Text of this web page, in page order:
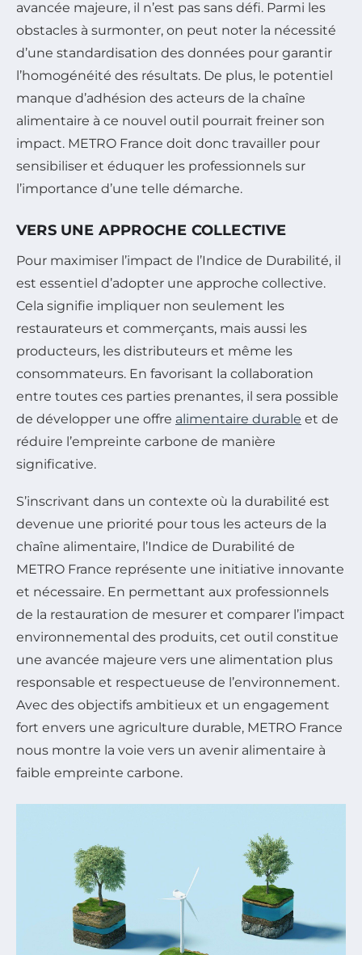
avancée majeure, il n’est pas sans défi. Parmi les
obstacles à surmonter, on peut noter la nécessité
d’une standardisation des données pour garantir
l’homogénéité des résultats. De plus, le potentiel
manque d’adhésion des acteurs de la chaîne
alimentaire à ce nouvel outil pourrait freiner son
impact. METRO France doit donc travailler pour
sensibiliser et éduquer les professionnels sur
l’importance d’une telle démarche.
VERS UNE APPROCHE COLLECTIVE
Pour maximiser l’impact de l’Indice de Durabilité, il
est essentiel d’adopter une approche collective.
Cela signifie impliquer non seulement les
restaurateurs et commerçants, mais aussi les
producteurs, les distributeurs et même les
consommateurs. En favorisant la collaboration
entre toutes ces parties prenantes, il sera possible
de développer une offre alimentaire durable et de
réduire l’empreinte carbone de manière
significative.
S’inscrivant dans un contexte où la durabilité est
devenue une priorité pour tous les acteurs de la
chaîne alimentaire, l’Indice de Durabilité de
METRO France représente une initiative innovante
et nécessaire. En permettant aux professionnels
de la restauration de mesurer et comparer l’impact
environnemental des produits, cet outil constitue
une avancée majeure vers une alimentation plus
responsable et respectueuse de l’environnement.
Avec des objectifs ambitieux et un engagement
fort envers une agriculture durable, METRO France
nous montre la voie vers un avenir alimentaire à
faible empreinte carbone.